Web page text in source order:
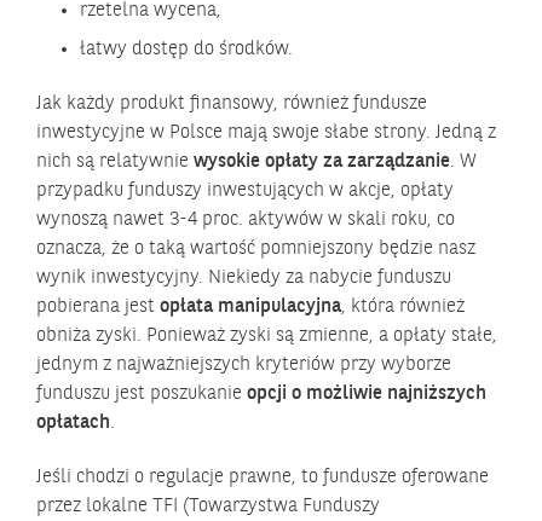
rzetelna wycena,
łatwy dostęp do środków.
Jak każdy produkt finansowy, również fundusze
inwestycyjne w Polsce mają swoje słabe strony. Jedną z
nich są relatywnie wysokie opłaty za zarządzanie. W
przypadku funduszy inwestujących w akcje, opłaty
wynoszą nawet 3-4 proc. aktywów w skali roku, co
oznacza, że o taką wartość pomniejszony będzie nasz
wynik inwestycyjny. Niekiedy za nabycie funduszu
pobierana jest opłata manipulacyjna, która również
obniża zyski. Ponieważ zyski są zmienne, a opłaty stałe,
jednym z najważniejszych kryteriów przy wyborze
funduszu jest poszukanie opcji o możliwie najniższych
opłatach.
Jeśli chodzi o regulacje prawne, to fundusze oferowane
przez lokalne TFI (Towarzystwa Funduszy